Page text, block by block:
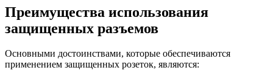
Преимущества использования
защищенных разъемов
Основными достоинствами, которые обеспечиваются
применением защищенных розеток, являются: